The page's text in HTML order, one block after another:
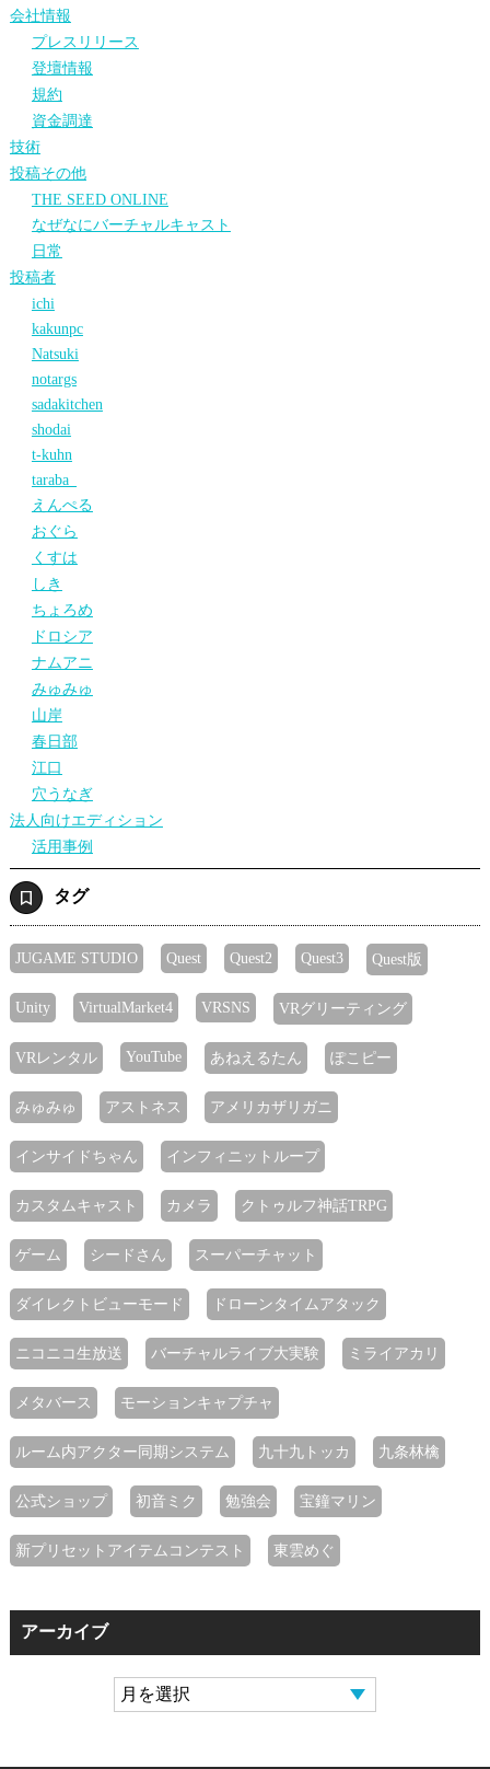
会社情報
プレスリリース
登壇情報
規約
資金調達
技術
投稿その他
THE SEED ONLINE
なぜなにバーチャルキャスト
日常
投稿者
ichi
kakunpc
Natsuki
notargs
sadakitchen
shodai
t-kuhn
taraba_
えんぺる
おぐら
くすは
しき
ちょろめ
ドロシア
ナムアニ
みゅみゅ
山岸
春日部
江口
穴うなぎ
法人向けエディション
活用事例
タグ
JUGAME STUDIO Quest Quest2 Quest3 Quest版
Unity VirtualMarket4 VRSNS VRグリーティング
VRレンタル YouTube あねえるたん ぽこピー
みゅみゅ アストネス アメリカザリガニ
インサイドちゃん インフィニットループ
カスタムキャスト カメラ クトゥルフ神話TRPG
ゲーム シードさん スーパーチャット
ダイレクトビューモード ドローンタイムアタック
ニコニコ生放送 バーチャルライブ大実験 ミライアカリ
メタバース モーションキャプチャ
ルーム内アクター同期システム 九十九トッカ 九条林檎
公式ショップ 初音ミク 勉強会 宝鐘マリン
新プリセットアイテムコンテスト 東雲めぐ
アーカイブ